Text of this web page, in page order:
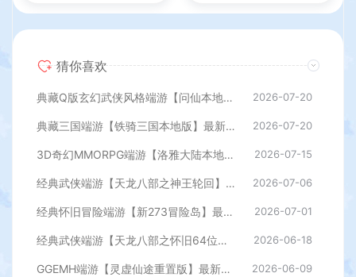
猜你喜欢
典藏Q版玄幻武侠风格端游【问仙本地版】最新整理Win系服务端+PC客户端+GM指令+详细搭建教程 2026-07-20
典藏三国端游【铁骑三国本地版】最新整理Win系服务端+PC客户端+详细搭建教程+GM命令教程 2026-07-20
3D奇幻MMORPG端游【洛雅大陆本地端】最新整理Win一键服务端+PC客户端+GM工具+详细搭建教程 2026-07-15
经典武侠端游【天龙八部之神王轮回】最新整理单机一键即玩镜像端+Linux手工服务端+PC客户端+GM工具+详细搭建教程 2026-07-06
经典怀旧冒险端游【新273冒险岛】最新整理Linux手工端+PC客户端+登录器+管理后台+网页注册+详细搭建教程 2026-07-01
经典武侠端游【天龙八部之怀旧64位源端洛洛1.9】最新整理单机一键即玩镜像端+Linux手工服务端+PC客户端+GM工具+网页注册+详细搭建教程 2026-06-18
GGEMH端游【灵虚仙途重置版】最新整理WIN系服务端+PC客户端+网关+内置GM+详细搭建教程+全套源码 2026-06-09